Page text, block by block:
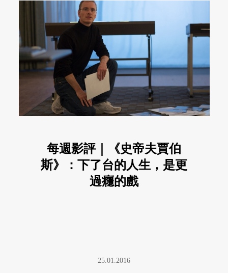
每週影評｜《史帝夫賈伯
斯》：下了台的人生，是更
過癮的戲
25.01.2016